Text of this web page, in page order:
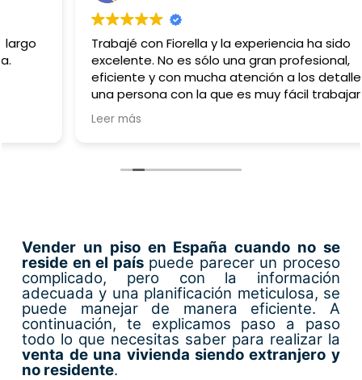
Trabajé con Fiorella y la experiencia ha sido
excelente. No es sólo una gran profesional,
eficiente y con mucha atención a los detalles, sino
una persona con la que es muy fácil trabajar y es
capaz de adaptarse a cualquier reto que va
surgiendo (en esas situaciones es donde se ve la
Vender un piso en España cuando no se
reside en el paíspuede parecer un proceso
complicado, pero con la información
adecuada y una planificación meticulosa, se
puede manejar de manera eficiente. A
continuación, te explicamos paso a paso
todo lo que necesitas saber para realizar la
venta de una vivienda siendo extranjero y
no residente.